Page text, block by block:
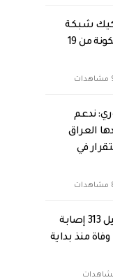
شبكة
لتجارة المخدرات مكونة من 19
ندعم
العراق
في
الصحة تعلن تسجيل 313 إصابة
بالحمى النزفية و24 وفاة منذ بداية